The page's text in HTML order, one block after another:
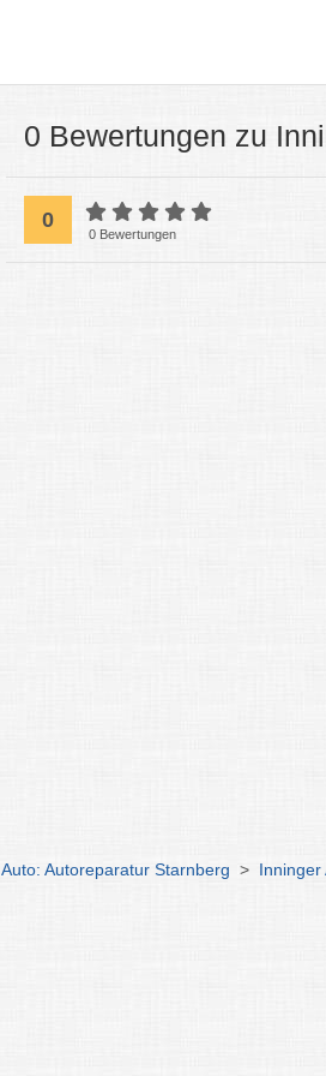
0 Bewertungen zu
0
0 Bewertungen
Auto: Autoreparatur Starnberg > Inninger